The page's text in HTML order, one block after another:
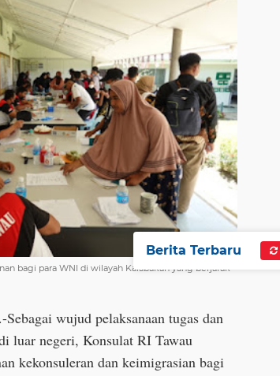
bagi para WNI di wilayah Kalabakan yang berjarak
wujud pelaksanaan tugas dan
luar negeri, Konsulat RI Tawau
kekonsuleran dan keimigrasian bagi
Berita Terbaru